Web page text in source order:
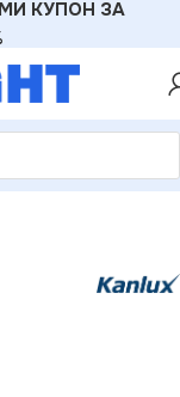
КУПОН ЗА
APO 220V IP20